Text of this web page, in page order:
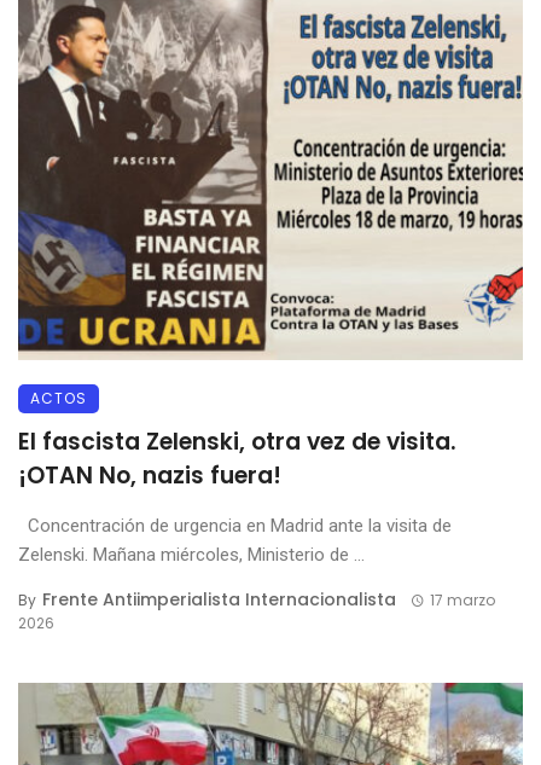
ACTOS
El fascista Zelenski, otra vez de visita.
¡OTAN No, nazis fuera!
Concentración de urgencia en Madrid ante la visita de
Zelenski. Mañana miércoles, Ministerio de ...
By Frente Antiimperialista Internacionalista
17 marzo
2026